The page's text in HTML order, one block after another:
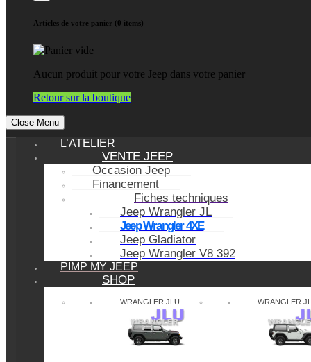
Articles de votre panier (0 items)
Aucun produit pour votre Jeep dans votre panier
Retour sur la boutique
Close Menu
L’ATELIER
VENTE JEEP
Occasion Jeep
Financement
Fiches techniques
Jeep Wrangler JL
Jeep Wrangler 4XE
Jeep Gladiator
Jeep Wrangler V8 392
PIMP MY JEEP
SHOP
WRANGLER JLU WRANGLER JL